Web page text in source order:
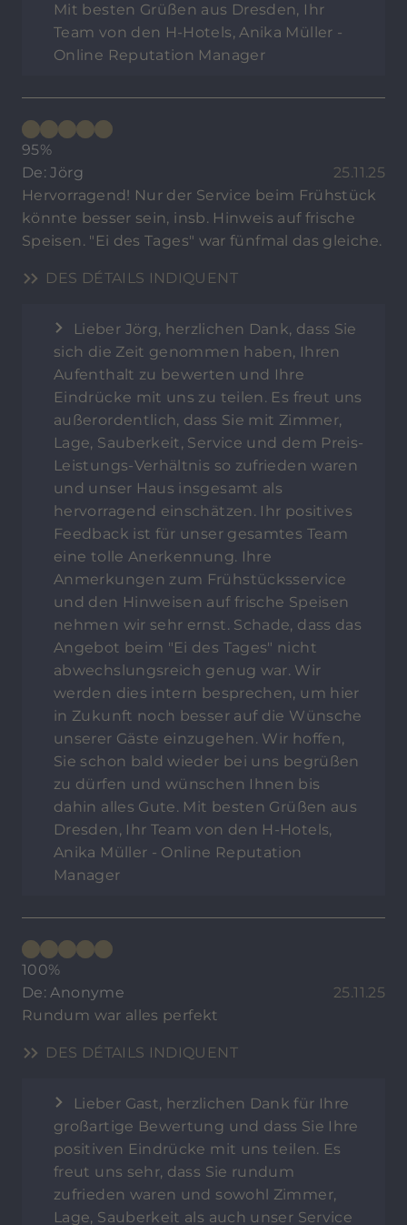
Mit besten Grüßen aus Dresden, Ihr
Team von den H-Hotels, Anika Müller -
Online Reputation Manager
95%
De: Jörg
25.11.25
Hervorragend! Nur der Service beim Frühstück
könnte besser sein, insb. Hinweis auf frische
Speisen. "Ei des Tages" war fünfmal das gleiche.
DES DÉTAILS INDIQUENT
Lieber Jörg, herzlichen Dank, dass Sie
sich die Zeit genommen haben, Ihren
Aufenthalt zu bewerten und Ihre
Eindrücke mit uns zu teilen. Es freut uns
außerordentlich, dass Sie mit Zimmer,
Lage, Sauberkeit, Service und dem Preis-
Leistungs-Verhältnis so zufrieden waren
und unser Haus insgesamt als
hervorragend einschätzen. Ihr positives
Feedback ist für unser gesamtes Team
eine tolle Anerkennung. Ihre
Anmerkungen zum Frühstücksservice
und den Hinweisen auf frische Speisen
nehmen wir sehr ernst. Schade, dass das
Angebot beim "Ei des Tages" nicht
abwechslungsreich genug war. Wir
werden dies intern besprechen, um hier
in Zukunft noch besser auf die Wünsche
unserer Gäste einzugehen. Wir hoffen,
Sie schon bald wieder bei uns begrüßen
zu dürfen und wünschen Ihnen bis
dahin alles Gute. Mit besten Grüßen aus
Dresden, Ihr Team von den H-Hotels,
Anika Müller - Online Reputation
Manager
100%
De: Anonyme
25.11.25
Rundum war alles perfekt
DES DÉTAILS INDIQUENT
Lieber Gast, herzlichen Dank für Ihre
großartige Bewertung und dass Sie Ihre
positiven Eindrücke mit uns teilen. Es
freut uns sehr, dass Sie rundum
zufrieden waren und sowohl Zimmer,
Lage, Sauberkeit als auch unser Service